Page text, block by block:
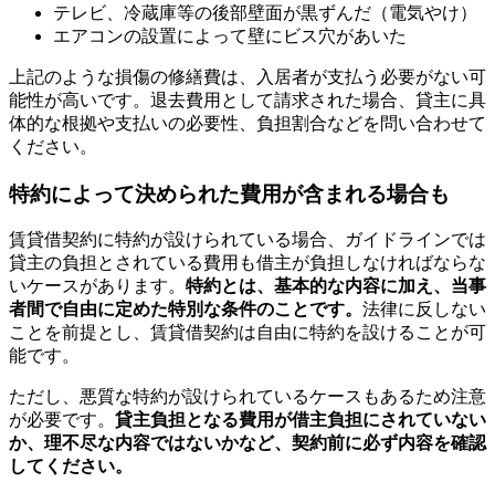
テレビ、冷蔵庫等の後部壁面が黒ずんだ（電気やけ）
エアコンの設置によって壁にビス穴があいた
上記のような損傷の修繕費は、入居者が支払う必要がない可
能性が高いです。退去費用として請求された場合、貸主に具
体的な根拠や支払いの必要性、負担割合などを問い合わせて
ください。
特約によって決められた費用が含まれる場合も
賃貸借契約に特約が設けられている場合、ガイドラインでは
貸主の負担とされている費用も借主が負担しなければならな
いケースがあります。 特約とは、基本的な内容に加え、当事
者間で自由に定めた特別な条件のことです。 法律に反しない
ことを前提とし、賃貸借契約は自由に特約を設けることが可
能です。
ただし、悪質な特約が設けられているケースもあるため注意
が必要です。 貸主負担となる費用が借主負担にされていない
か、理不尽な内容ではないかなど、契約前に必ず内容を確認
してください。